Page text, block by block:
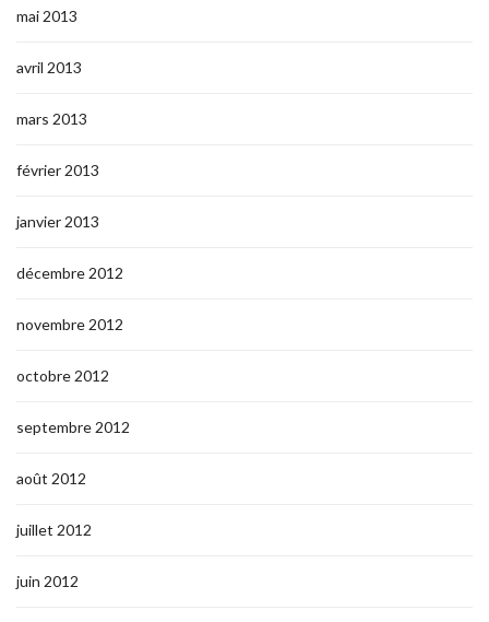
mai 2013
avril 2013
mars 2013
février 2013
janvier 2013
décembre 2012
novembre 2012
octobre 2012
septembre 2012
août 2012
juillet 2012
juin 2012